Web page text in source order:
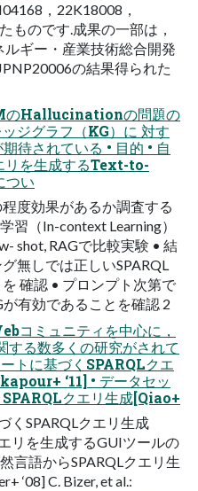
，22K18008，
ものです.成果の⼀部は，
ギー・産業技術総合開発
の結果得られた
のHallucinationの問題の
ジグラフ（KG）に 対す
待されている • ⽬的 • ⾃
リを⽣成するText-to-
つい
度効果があるか調査する
習（In-context Learning）
shot, RAGで⽐較実験 • 結
無しでは正しいSPARQL
確認 • プロンプト次第で
有効であることを確認 2
コミュニティを中⼼に，
する数多くの研究がされて
トに基づくSPARQLクエ
‘11] • データセッ
SPARQLクエリ⽣成[Qiao+
くSPARQLクエリ⽣成
リを⽣成するGUIツールの
⾔語からSPARQLクエリ⽣
‘08] C. Bizer, et al.: